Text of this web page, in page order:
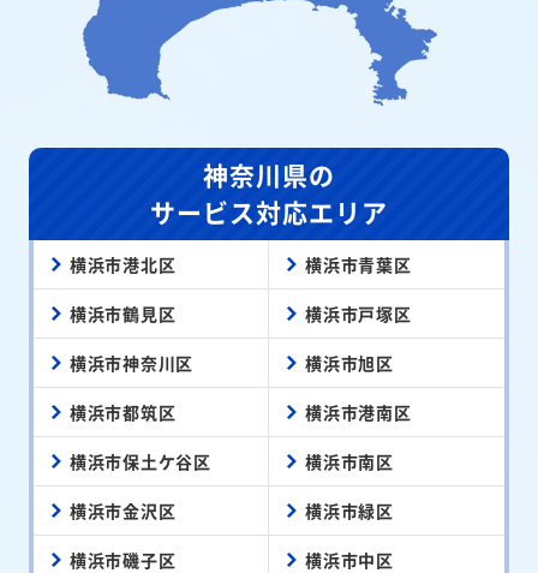
神奈川県の
サービス対応エリア
横浜市港北区 横浜市青葉区
横浜市鶴見区 横浜市戸塚区
横浜市神奈川区 横浜市旭区
横浜市都筑区 横浜市港南区
横浜市保土ケ谷区 横浜市南区
横浜市金沢区 横浜市緑区
横浜市磯子区 横浜市中区